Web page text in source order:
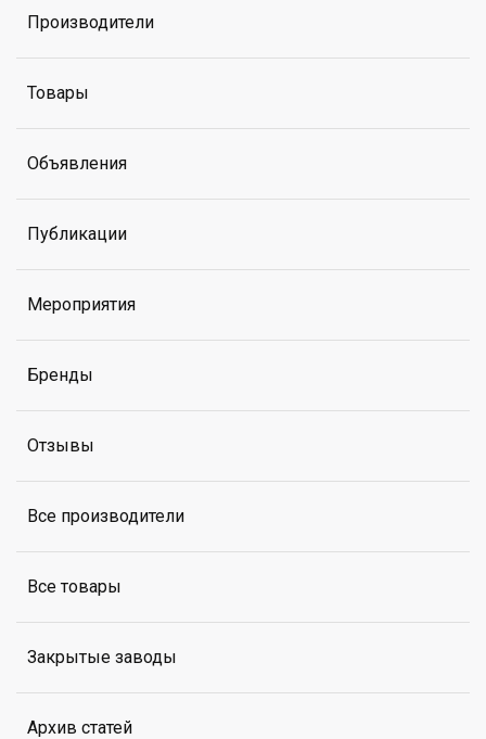
Производители
Товары
Объявления
Публикации
Мероприятия
Бренды
Отзывы
Все производители
Все товары
Закрытые заводы
Архив статей